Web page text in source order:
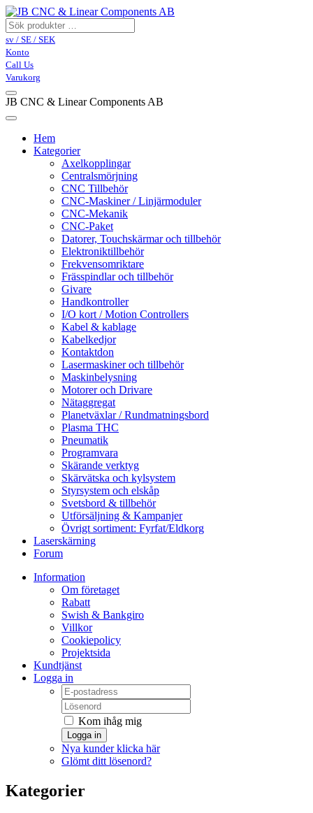
sv / SE / SEK
Konto
Call Us
Varukorg
JB CNC & Linear Components AB
Hem
Kategorier
Axelkopplingar
Centralsmörjning
CNC Tillbehör
CNC-Maskiner / Linjärmoduler
CNC-Mekanik
CNC-Paket
Datorer, Touchskärmar och tillbehör
Elektroniktillbehör
Frekvensomriktare
Frässpindlar och tillbehör
Givare
Handkontroller
I/O kort / Motion Controllers
Kabel & kablage
Kabelkedjor
Kontaktdon
Lasermaskiner och tillbehör
Maskinbelysning
Motorer och Drivare
Nätaggregat
Planetväxlar / Rundmatningsbord
Plasma THC
Pneumatik
Programvara
Skärande verktyg
Skärvätska och kylsystem
Styrsystem och elskåp
Svetsbord & tillbehör
Utförsäljning & Kampanjer
Övrigt sortiment: Fyrfat/Eldkorg
Laserskärning
Forum
Information
Om företaget
Rabatt
Swish & Bankgiro
Villkor
Cookiepolicy
Projektsida
Kundtjänst
Logga in
Kom ihåg mig
Logga in
Nya kunder klicka här
Glömt ditt lösenord?
Kategorier